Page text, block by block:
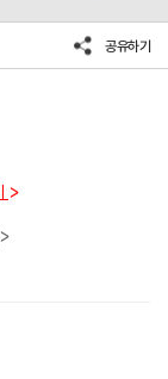
공유하기